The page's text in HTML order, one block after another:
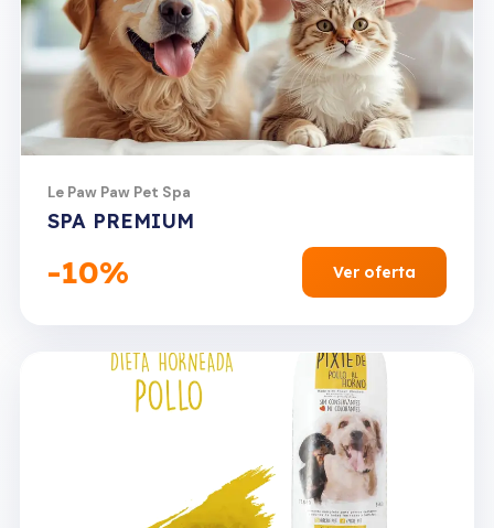
Le Paw Paw Pet Spa
SPA PREMIUM
-10% Ver oferta
Oferta limitada